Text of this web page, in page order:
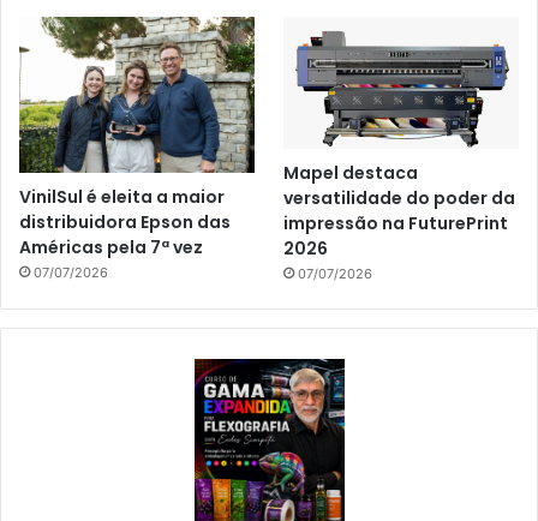
VinilSul é eleita a maior
distribuidora Epson das
Américas pela 7ª vez
07/07/2026
Mapel destaca
versatilidade do poder da
impressão na FuturePrint
2026
07/07/2026